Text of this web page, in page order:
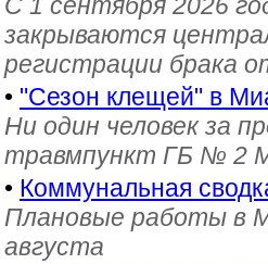
закрываются
регистрации брака
• "Сезон клещей" в
Ни один человек за
травмпункт ГБ № 2
• Коммунальная
Плановые работы в
августа